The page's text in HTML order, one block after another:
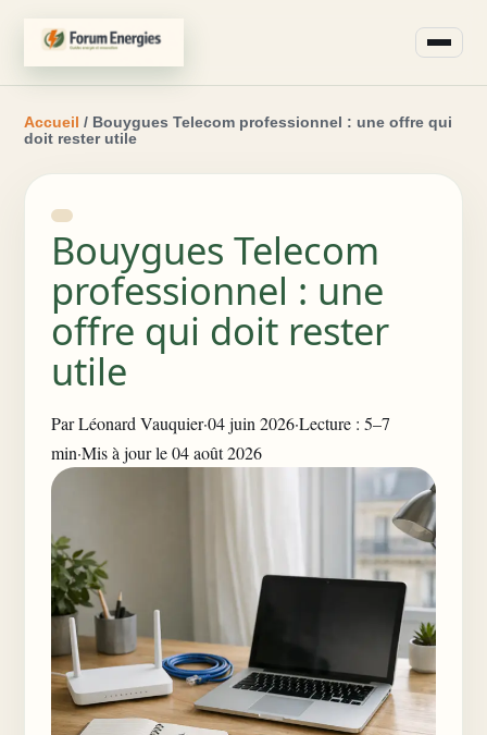
Accueil / Bouygues Telecom professionnel : une offre qui
doit rester utile
Bouygues Telecom
professionnel : une
offre qui doit rester
utile
ParLéonard Vauquier·04 juin 2026·Lecture : 5–7
min·Mis à jour le 04 août 2026